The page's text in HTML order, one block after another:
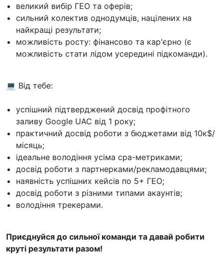
великий вибір ГЕО та оферів;
сильний колектив однодумців, націлених на
найкращі результати;
можливість росту: фінансово та кар'єрно (є
можливість стати лідом усередині підкоманди).
💻 Від тебе:
успішний підтверджений досвід профітного
заливу Google UAC від 1 року;
практичний досвід роботи з бюджетами від 10к$/
місяць;
ідеальне володіння усіма сра-метриками;
досвід роботи з партнерками/рекламодавцями;
наявність успішних кейсів по 5+ ГЕО;
досвід роботи з різними типами акаунтів;
володіння трекерами.
Приєднуйся до сильної команди та давай робити
круті результати разом!